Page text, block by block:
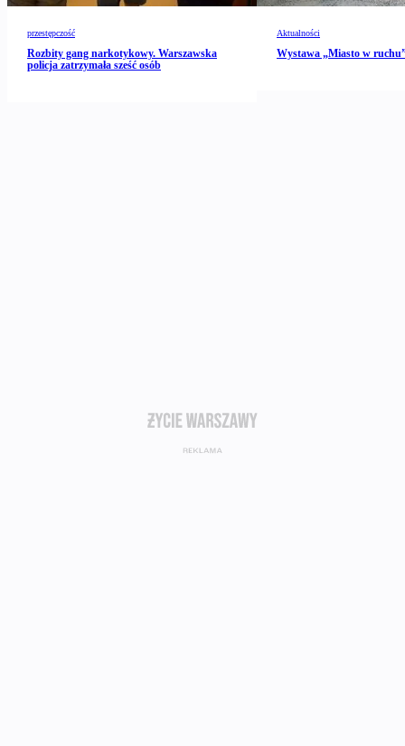
przestępczość
Rozbity gang narkotykowy. Warszawska
policja zatrzymała sześć osób
Aktualności
Wystawa „Miasto w